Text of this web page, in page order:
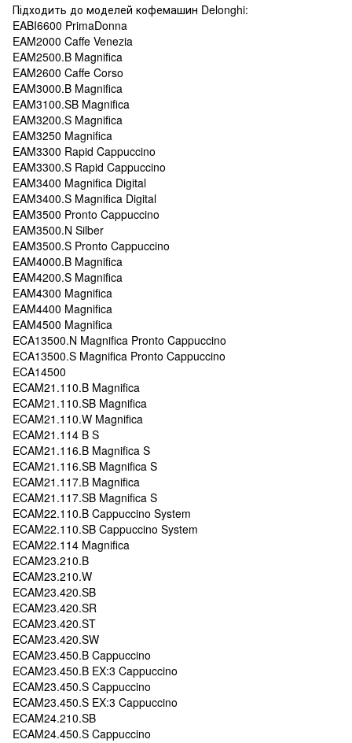
Підходить до моделей кофемашин Delonghi:
EABI6600 PrimaDonna
EAM2000 Caffe Venezia
EAM2500.B Magnifica
EAM2600 Caffe Corso
EAM3000.B Magnifica
EAM3100.SB Magnifica
EAM3200.S Magnifica
EAM3250 Magnifica
EAM3300 Rapid Cappuccino
EAM3300.S Rapid Cappuccino
EAM3400 Magnifica Digital
EAM3400.S Magnifica Digital
EAM3500 Pronto Cappuccino
EAM3500.N Silber
EAM3500.S Pronto Cappuccino
EAM4000.B Magnifica
EAM4200.S Magnifica
EAM4300 Magnifica
EAM4400 Magnifica
EAM4500 Magnifica
ECA13500.N Magnifica Pronto Cappuccino
ECA13500.S Magnifica Pronto Cappuccino
ECA14500
ECAM21.110.B Magnifica
ECAM21.110.SB Magnifica
ECAM21.110.W Magnifica
ECAM21.114 B S
ECAM21.116.B Magnifica S
ECAM21.116.SB Magnifica S
ECAM21.117.B Magnifica
ECAM21.117.SB Magnifica S
ECAM22.110.B Cappuccino System
ECAM22.110.SB Cappuccino System
ECAM22.114 Magnifica
ECAM23.210.B
ECAM23.210.W
ECAM23.420.SB
ECAM23.420.SR
ECAM23.420.ST
ECAM23.420.SW
ECAM23.450.B Cappuccino
ECAM23.450.B EX:3 Cappuccino
ECAM23.450.S Cappuccino
ECAM23.450.S EX:3 Cappuccino
ECAM24.210.SB
ECAM24.450.S Cappuccino